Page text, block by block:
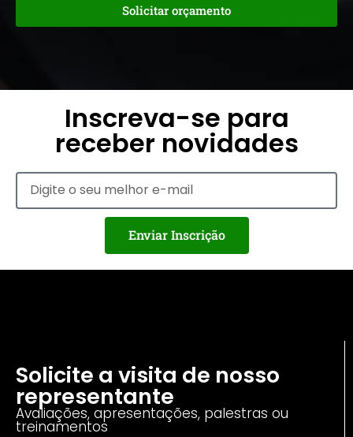
Solicitar orçamento
Inscreva-se para
receber novidades
Enviar Inscrição
Solicite a visita de nosso
representante
Avaliações, apresentações, palestras ou
treinamentos